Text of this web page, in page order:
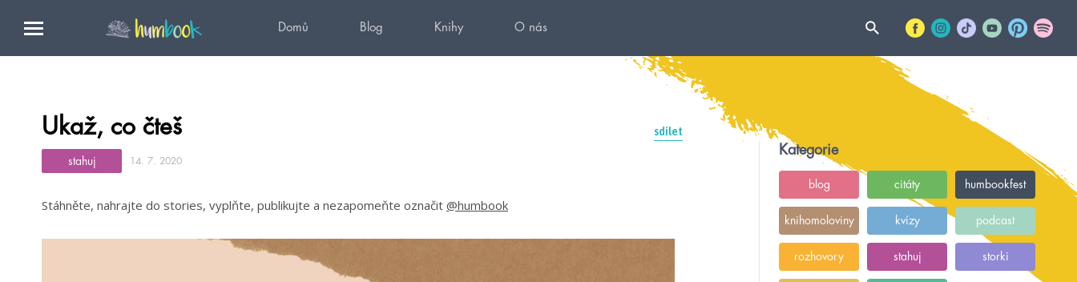
Domů Blog Knihy O nás
Ukaž, co čteš sdílet
stahuj 14. 7. 2020
Stáhněte, nahrajte do stories, vyplňte, publikujte a nezapomeňte označit @humbook
Kategorie
blog citáty humbookfest
knihomoloviny kvízy podcast
rozhovory stahuj storki